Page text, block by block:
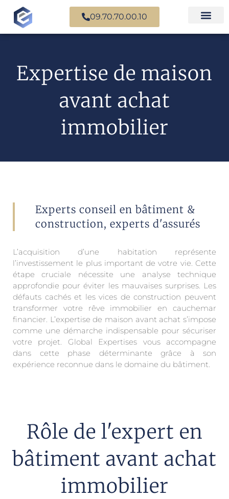
09.70.70.00.10
Expertise de maison
avant achat
immobilier
Experts conseil en bâtiment &
construction, experts d'assurés
L’acquisition d’une habitation représente
l’investissement le plus important de votre vie. Cette
étape cruciale nécessite une analyse technique
approfondie pour éviter les mauvaises surprises. Les
défauts cachés et les vices de construction peuvent
transformer votre rêve immobilier en cauchemar
financier. L’expertise de maison avant achat s’impose
comme une démarche indispensable pour sécuriser
votre projet. Global Expertises vous accompagne
dans cette phase déterminante grâce à son
expérience reconnue dans le domaine du bâtiment.
Rôle de l'expert en
bâtiment avant achat
immobilier